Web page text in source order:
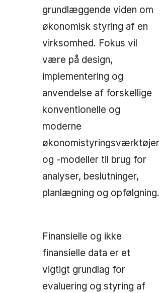
grundlæggende viden om
økonomisk styring af en
virksomhed. Fokus vil
være på design,
implementering og
anvendelse af forskellige
konventionelle og
moderne
økonomistyringsværktøjer
og -modeller til brug for
analyser, beslutninger,
planlægning og opfølgning.
Finansielle og ikke
finansielle data er et
vigtigt grundlag for
evaluering og styring af